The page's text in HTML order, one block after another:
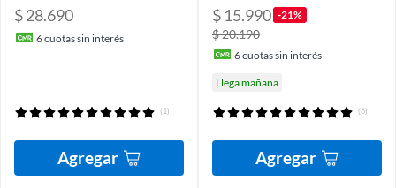
$ 28.690
6cuotas sin interés
(1)
Agregar
$ 15.990 -21%
$ 20.190
6cuotas sin interés
Llega mañana
(6)
Agregar